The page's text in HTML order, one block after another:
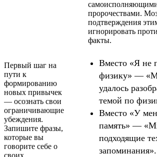
пророчествами.
подтверждения
игнорировать
факты.
Первый шаг на
пути к
формированию
новых привычек
— осознать свои
ограничивающие
убеждения.
Запишите фразы,
которые вы
говорите себе о
своих
Вместо «Я не
физику» —
удалось
темой по
Вместо «У
память» —
подходящие
запоминания».